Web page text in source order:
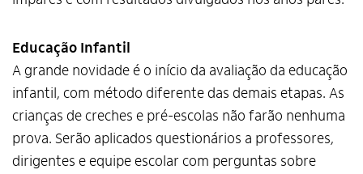
Educação Infantil
A grande novidade é o início da avaliação da educação
infantil, com método diferente das demais etapas. As
crianças de creches e pré-escolas não farão nenhuma
prova. Serão aplicados questionários a professores,
dirigentes e equipe escolar com perguntas sobre